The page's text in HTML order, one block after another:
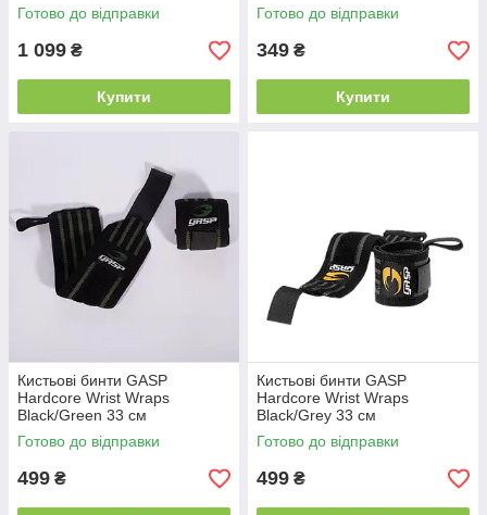
Готово до відправки
1 099 ₴
Купити
Готово до відправки
349 ₴
Купити
Кистьові бинти GASP
Hardcore Wrist Wraps
Black/Green 33 см
Готово до відправки
499 ₴
Кистьові бинти GASP
Hardcore Wrist Wraps
Black/Grey 33 см
Готово до відправки
499 ₴